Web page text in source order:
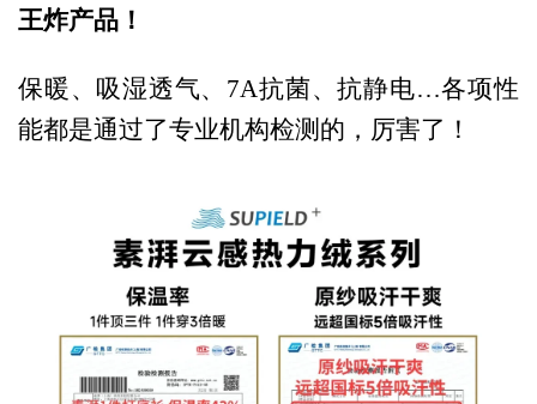
王炸产品！
保暖、吸湿透气、7A抗菌、抗静电…各项性
能都是通过了专业机构检测的，厉害了！